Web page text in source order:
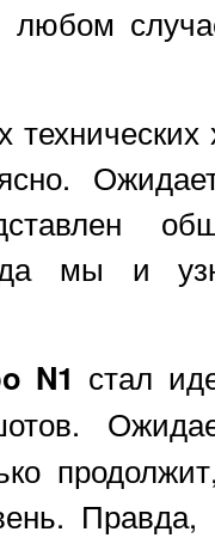
любом
мы и
N1 стал